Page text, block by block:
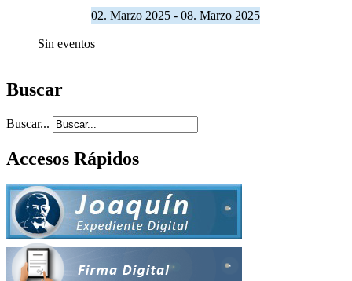
02. Marzo 2025 - 08. Marzo 2025
Sin eventos
Buscar
Buscar...
Accesos Rápidos